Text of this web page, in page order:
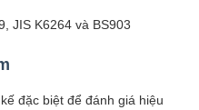
JIS K6264 và BS903
đặc biệt để đánh giá hiệu